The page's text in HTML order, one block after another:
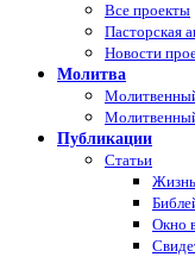
Все проекты
Пасторская
Новости
Молитва
Публикации
Статьи
Окно